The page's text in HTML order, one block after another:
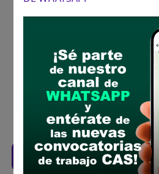
Antes de postular,
requisitos para el
Prepara tu
la fechas y por los
bases
Revisar el cronograma
se publicará los
Descarga aquí las Bases